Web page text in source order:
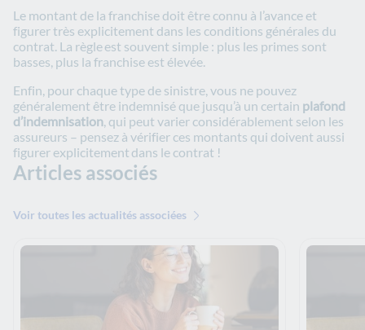
Le montant de la franchise doit être connu à l’avance et
figurer très explicitement dans les conditions générales du
contrat. La règle est souvent simple : plus les primes sont
basses, plus la franchise est élevée.
Enfin, pour chaque type de sinistre, vous ne pouvez
généralement être indemnisé que jusqu’à un certain plafond
d’indemnisation, qui peut varier considérablement selon les
assureurs – pensez à vérifier ces montants qui doivent aussi
figurer explicitement dans le contrat !
Articles associés
Voir toutes les actualités associées